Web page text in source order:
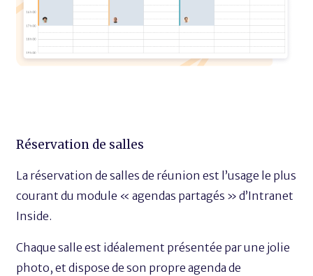
Réservation de salles
La réservation de salles de réunion est l’usage le plus
courant du module « agendas partagés » d’Intranet
Inside.
Chaque salle est idéalement présentée par une jolie
photo, et dispose de son propre agenda de